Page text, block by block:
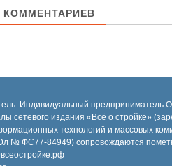
КОММЕНТАРИЕВ
Индивидуальный предприниматель
сетевого издания «Всё о стройке»
технологий и массовых
№ ФС77-84949) сопровождаются